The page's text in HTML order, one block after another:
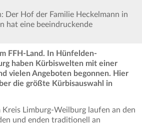
Der Hof der Familie Heckelmann in
hat eine beeindruckende
FFH-Land. In Hünfelden-
haben Kürbiswelten mit einer
vielen Angeboten begonnen. Hier
die größte Kürbisauswahl in
Limburg-Weilburg laufen an den
und enden traditionell an